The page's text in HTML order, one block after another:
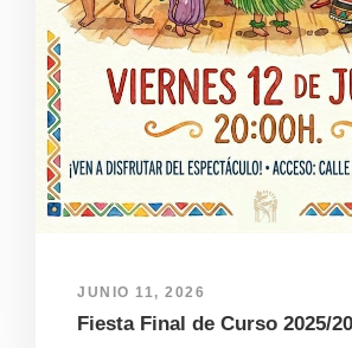
JUNIO 11, 2026
Fiesta Final de Curso 2025/